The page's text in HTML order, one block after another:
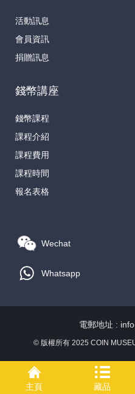
活動訊息
會員資訊
捐贈訊息
錢幣講座
錢幣課程
課程介紹
課程費用
課程時間
報名表格
Wechat
Whatsapp
電郵地址 :
© 版權所有 2025 COIN
主頁 藏品